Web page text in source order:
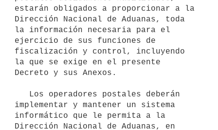
estarán obligados a proporcionar a la
Dirección Nacional de Aduanas, toda
la información necesaria para el
ejercicio de sus funciones de
fiscalización y control, incluyendo
la que se exige en el presente
Decreto y sus Anexos.
implementar y mantener un sistema
informático que le permita a la
Dirección Nacional de Aduanas, en